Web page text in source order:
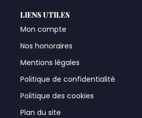
LIENS UTILES
Mon compte
Nos honoraires
Mentions légales
Politique de confidentialité
Politique des cookies
Plan du site